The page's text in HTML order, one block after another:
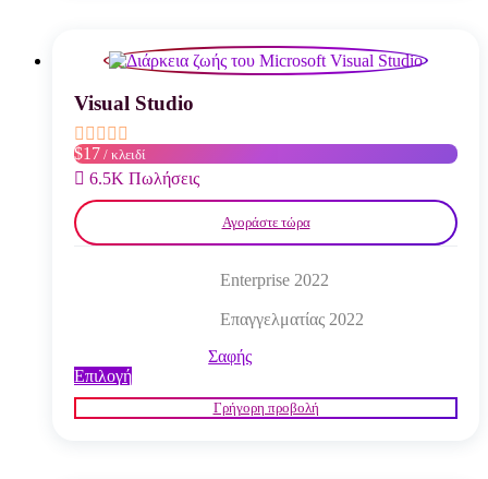
επιλογές
μπορούν
να
επιλεγούν
σελίδα
του
Visual Studio
$17 / κλειδί
6.5K Πωλήσεις
Αγοράστε τώρα
Enterprise 2022
Επαγγελματίας 2022
Σαφής
ΕπιλογήΑυτό
το
προϊόν
Γρήγορη προβολή